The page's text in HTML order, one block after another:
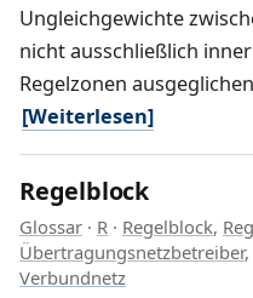
Ungleichgewichte
nicht ausschließlich
Regelzonen
[Weiterlesen]
Regelblock
Glossar · R · Regelblock,
Übertragungsnetzbetreiber,
Verbundnetz